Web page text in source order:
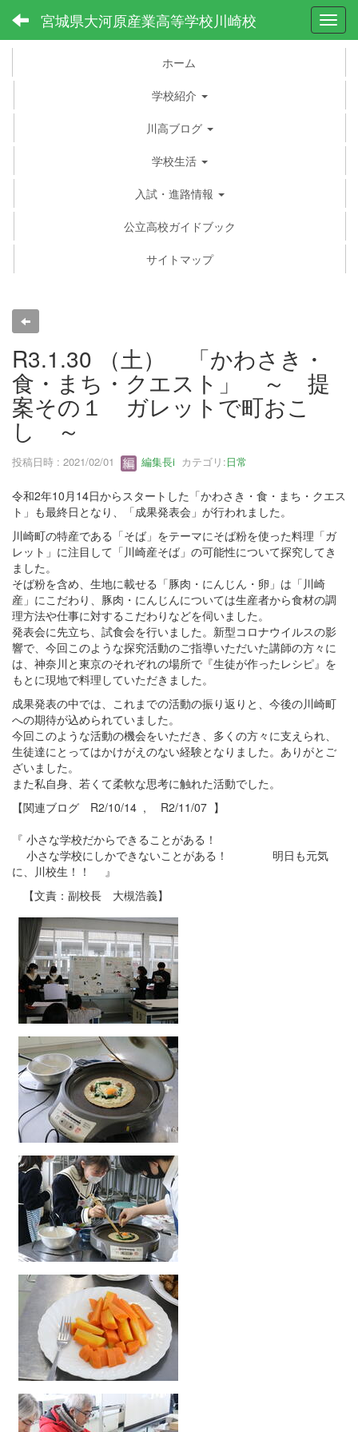
宮城県大河原産業高等学校川崎校
ホーム
学校紹介
川高ブログ
学校生活
入試・進路情報
公立高校ガイドブック
サイトマップ
R3.1.30 （土） 「かわさき・
食・まち・クエスト」 ～ 提
案その１ ガレットで町おこ
し ～
投稿日時 : 2021/02/01 編集長i カテゴリ:日常
令和2年10月14日からスタートした「かわさき・食・まち・クエス
ト」も最終日となり、「成果発表会」が行われました。
川崎町の特産である「そば」をテーマにそば粉を使った料理「ガ
レット」に注目して「川崎産そば」の可能性について探究してき
ました。
そば粉を含め、生地に載せる「豚肉・にんじん・卵」は「川崎
産」にこだわり、豚肉・にんじんについては生産者から食材の調
理方法や仕事に対するこだわりなどを伺いました。
発表会に先立ち、試食会を行いました。新型コロナウイルスの影
響で、今回このような探究活動のご指導いただいた講師の方々に
は、神奈川と東京のそれぞれの場所で『生徒が作ったレシピ』を
もとに現地で料理していただきました。
成果発表の中では、これまでの活動の振り返りと、今後の川崎町
への期待が込められていました。
今回このような活動の機会をいただき、多くの方々に支えられ、
生徒達にとってはかけがえのない経験となりました。ありがとご
ざいました。
また私自身、若くて柔軟な思考に触れた活動でした。
【関連ブログ R2/10/14 , R2/11/07 】
『 小さな学校だからできることがある！
小さな学校にしかできないことがある！ 明日も元気
に、川校生！！ 』
【文責：副校長 大槻浩義】